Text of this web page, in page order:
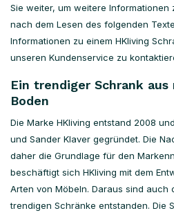
Sie weiter, um weitere Informationen
nach dem Lesen des folgenden
Informationen zu einem HKliving
unseren Kundenservice zu
Ein trendiger Schrank aus
Boden
Die Marke HKliving entstand 2008
und Sander Klaver gegründet. Die
daher die Grundlage für den
beschäftigt sich HKliving mit dem
Arten von Möbeln. Daraus sind auch
trendigen Schränke entstanden. Die